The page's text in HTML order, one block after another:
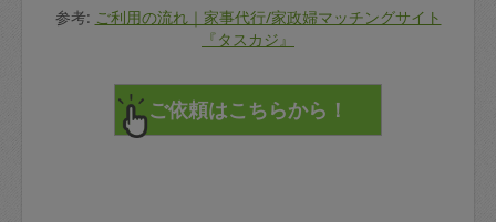
参考: ご利用の流れ｜家事代行/家政婦マッチングサイト
『タスカジ』